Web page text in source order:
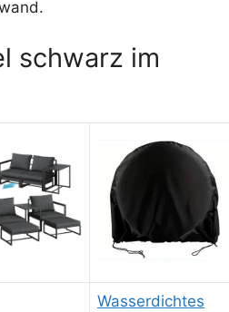
schwarz im
Wasserdichtes